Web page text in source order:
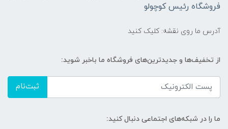
فروشگاه رئیس کوچولو
آدرس ما روی نقشه: کلیک کنید
از تخفیف‌ها و جدیدترین‌های فروشگاه ما باخبر شوید:
ثبت‌نام
ما را در شبکه‌های اجتماعی دنبال کنید: